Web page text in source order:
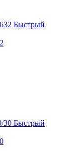
Быстрый
Быстрый